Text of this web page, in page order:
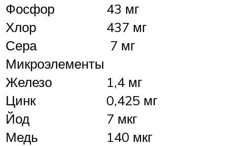
Фосфор
43 мг
Хлор
437 мг
Сера
7 мг
Микроэлементы
Железо
1,4 мг
Цинк
0,425 мг
Йод
7 мкг
Медь
140 мкг